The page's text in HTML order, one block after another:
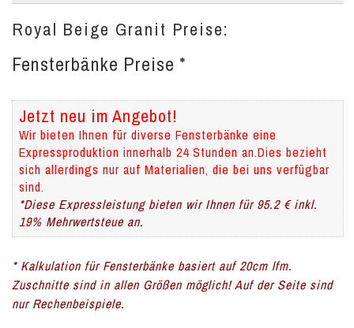
Royal Beige Granit Preise:
Fensterbänke Preise *
Jetzt neu im Angebot!
Wir bieten Ihnen für diverse Fensterbänke eine
Expressproduktion innerhalb 24 Stunden an.Dies bezieht
sich allerdings nur auf Materialien, die bei uns verfügbar
sind.
*Diese Expressleistung bieten wir Ihnen für 95.2 € inkl.
19% Mehrwertsteue an.
* Kalkulation für Fensterbänke basiert auf 20cm lfm.
Zuschnitte sind in allen Größen möglich! Auf der Seite sind
nur Rechenbeispiele.